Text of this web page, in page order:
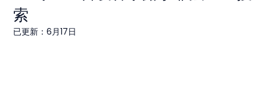
索
已更新：6月17日